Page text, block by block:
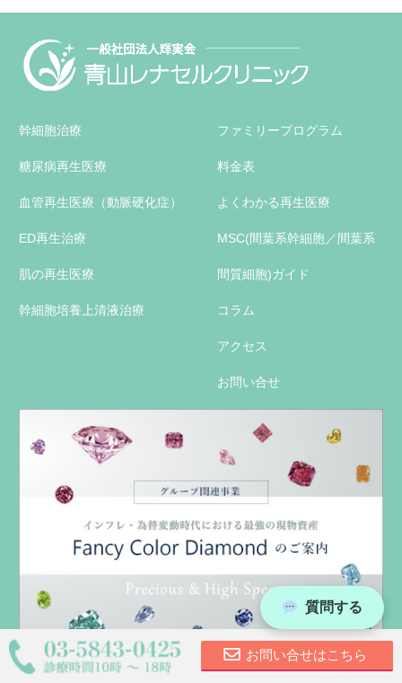
お問い合せはこちら
幹細胞治療
糖尿病再生医療
血管再生医療（動脈硬化症）
ED再生治療
肌の再生医療
幹細胞培養上清液治療
ファミリープログラム
料金表
よくわかる再生医療
MSC(間葉系幹細胞／間葉系
間質細胞)ガイド
コラム
アクセス
お問い合せ
質問する